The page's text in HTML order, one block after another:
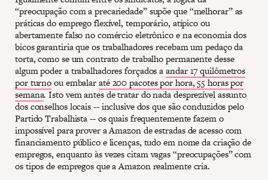
“preocupação com a precariedade” supõe que “melhorar” as
práticas do emprego flexível, temporário, atípico ou
abertamente falso no comércio eletrônico e na economia dos
bicos garantiria que os trabalhadores recebam um pedaço da
torta, como se um contrato de trabalho permanente desse
algum poder a trabalhadores forçados aandar 17 quilômetros
por turnoou embalaraté 200 pacotes por hora, 55 horas por
semana. Isto vem antes de tratar do nada desprezível assunto
dos conselhos locais -- inclusive dos que são conduzidos pelo
Partido Trabalhista -- os quais frequentemente fazem o
impossível para prover a Amazon de estradas de acesso com
financiamento público e licenças, tudo em nome da criação de
empregos, enquanto às vezes citam vagas “preocupações” com
os tipos de empregos que a Amazon realmente cria.